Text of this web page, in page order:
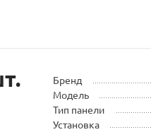
Бренд
Модель
Тип панели
Установка